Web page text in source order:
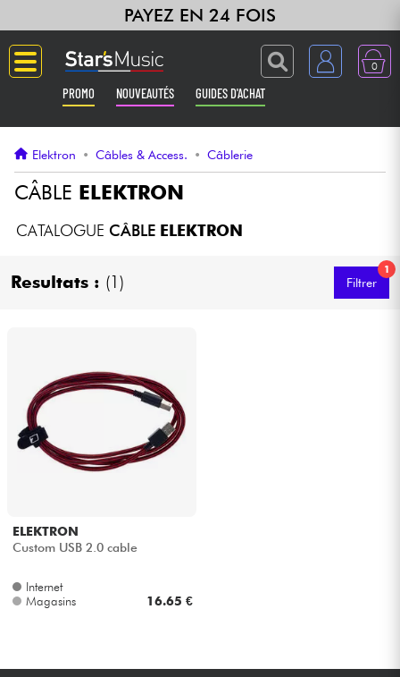
PAYEZ EN 24 FOIS
0
PROMO NOUVEAUTÉS GUIDES D'ACHAT
Guitares & Basses
Amplis & Effets
Claviers & Pianos
Home Studio
Micros & HF
Eclairage
Elektron • Câbles & Access. • Câblerie
CÂBLE ELEKTRON
CATALOGUE CÂBLE ELEKTRON
Resultats : (1)
1
Filtrer
ELEKTRON
Custom USB 2.0 cable
Internet
Magasins
16.65 €